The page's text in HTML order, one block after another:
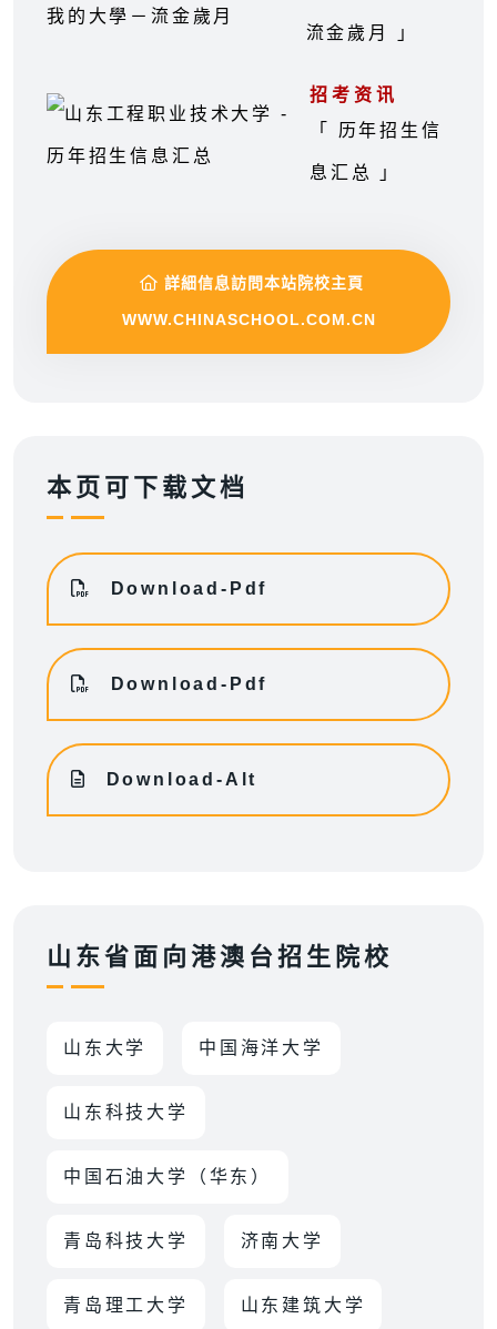
流金歲月 」
招考资讯
「 历年招生信
息汇总 」
詳細信息訪問本站院校主頁
WWW.CHINASCHOOL.COM.CN
本页可下载文档
Download-Pdf
Download-Pdf
Download-Alt
山东省面向港澳台招生院校
山东大学 中国海洋大学
山东科技大学
中国石油大学（华东）
青岛科技大学 济南大学
青岛理工大学 山东建筑大学